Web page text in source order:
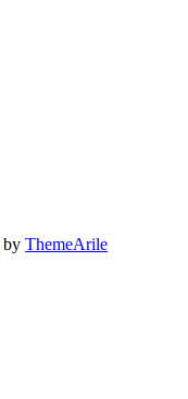
by ThemeArile